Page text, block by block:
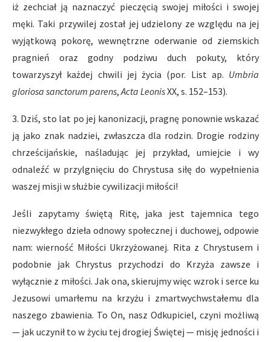
iż zechciał ją naznaczyć pieczęcią swojej miłości i swojej
męki. Taki przywilej został jej udzielony ze względu na jej
wyjątkową pokorę, wewnętrzne oderwanie od ziemskich
pragnień oraz godny podziwu duch pokuty, który
towarzyszył każdej chwili jej życia (por. List ap. Umbria
gloriosa sanctorum parens,Acta LeonisXX, s. 152–153).
3. Dziś, sto lat po jej kanonizacji, pragnę ponownie wskazać
ją jako znak nadziei, zwłaszcza dla rodzin. Drogie rodziny
chrześcijańskie, naśladując jej przykład, umiejcie i wy
odnaleźć w przylgnięciu do Chrystusa siłę do wypełnienia
waszej misji w służbie cywilizacji miłości!
Jeśli zapytamy świętą Ritę, jaka jest tajemnica tego
niezwykłego dzieła odnowy społecznej i duchowej, odpowie
nam: wierność Miłości Ukrzyżowanej. Rita z Chrystusem i
podobnie jak Chrystus przychodzi do Krzyża zawsze i
wyłącznie z miłości. Jak ona, skierujmy więc wzrok i serce ku
Jezusowi umarłemu na krzyżu i zmartwychwstałemu dla
naszego zbawienia. To On, nasz Odkupiciel, czyni możliwą
— jak uczynił to w życiu tej drogiej Świętej — misję jedności i